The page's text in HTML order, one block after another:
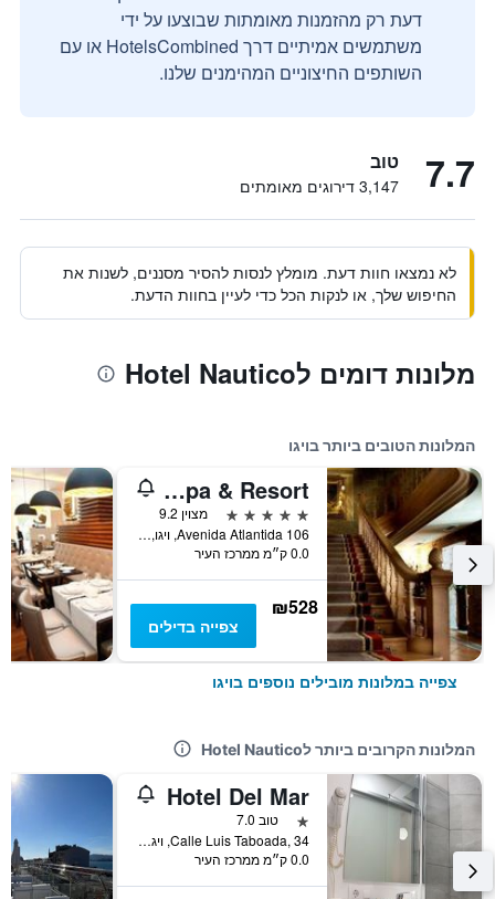
דעת רק מהזמנות מאומתות שבוצעו על ידי
משתמשים אמיתיים דרך HotelsCombined או עם
השותפים החיצוניים המהימנים שלנו.
7.7 טוב
3,147 דירוגים מאומתים
לא נמצאו חוות דעת. מומלץ לנסות להסיר מסננים, לשנות את
החיפוש שלך, או לנקות הכל כדי לעיין בחוות הדעת.
מלונות דומים לHotel Nautico
המלונות הטובים ביותר בויגו
Pazo Los Escudos Hotel Spa & Resort
5 כוכבים
מצוין 9.2
Avenida Atlantida 106, ויגו, גליסיה, ספרד
0.0 ק״מ ממרכז העיר
₪528
צפייה בדילים
צפייה במלונות מובילים נוספים בויגו
המלונות הקרובים ביותר לHotel Nautico
Hotel Del Mar
כוכב 1טוב 7.0
Calle Luis Taboada, 34, ויגו, גליסיה, ספרד
0.0 ק״מ ממרכז העיר